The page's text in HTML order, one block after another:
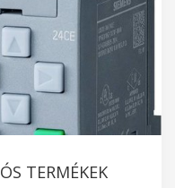
TERMÉKEK